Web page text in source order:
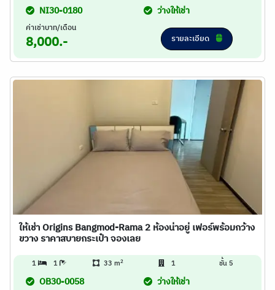
NI30-0180 ว่างให้เช่า
ค่าเช่าบาท/เดือน
8,000.- รายละเอียด
ให้เช่า Origins Bangmod-Rama 2 ห้องน่าอยู่ เฟอร์พร้อมกว้าง
ขวาง ราคาสบายกระเป๋า จองเลย
1 1 33 m2 1 ชั้น 5
OB30-0058 ว่างให้เช่า